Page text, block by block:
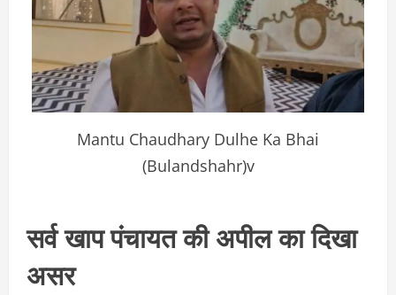
Mantu Chaudhary Dulhe Ka Bhai
(Bulandshahr)v
सर्व खाप पंचायत की अपील का दिखा
असर